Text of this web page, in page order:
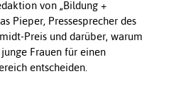
von „Bildung +
Pieper, Pressesprecher des
Preis und darüber, warum
Frauen für einen
entscheiden.